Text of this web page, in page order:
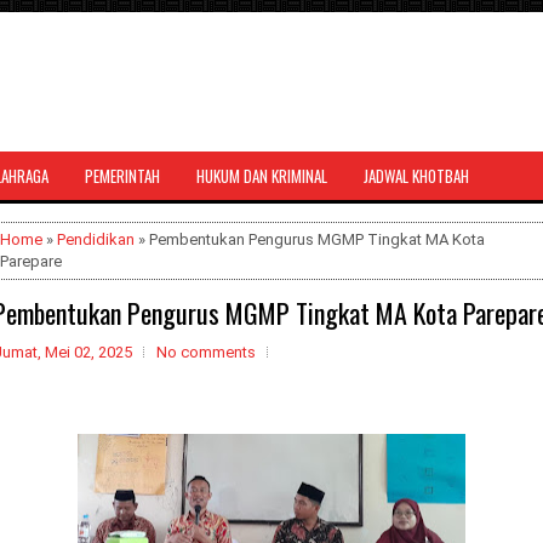
agama yang dapat
PEMERINTAH HUKUM DAN KRIMINAL JADWAL KHOTBAH
Home » Pendidikan » Pembentukan Pengurus MGMP Tingkat MA Kota
Parepare
Pengurus MGMP Tingkat MA Kota
Mei 02, 2025 No comments